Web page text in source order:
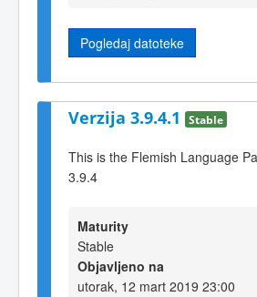
Pogledaj datoteke
Verzija 3.9.4.1 Stable
This is the Flemish Language
3.9.4
Maturity
Stable
Objavljeno na
utorak, 12 mart 2019 23:00